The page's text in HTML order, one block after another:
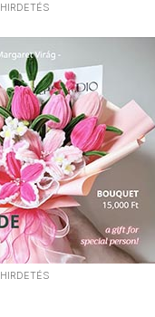
HIRDETÉS
HIRDETÉS